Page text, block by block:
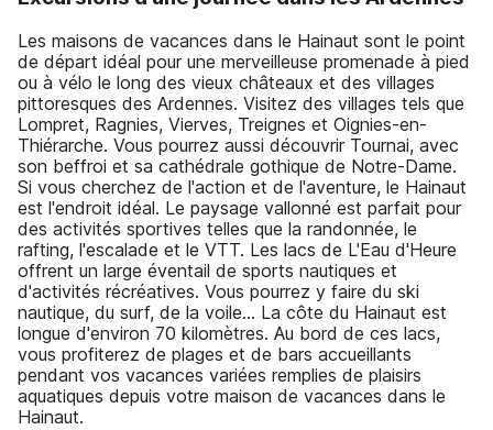
Les maisons de vacances dans le Hainaut sont le point
de départ idéal pour une merveilleuse promenade à pied
ou à vélo le long des vieux châteaux et des villages
pittoresques des Ardennes. Visitez des villages tels que
Lompret, Ragnies, Vierves, Treignes et Oignies-en-
Thiérarche. Vous pourrez aussi découvrir Tournai, avec
son beffroi et sa cathédrale gothique de Notre-Dame.
Si vous cherchez de l'action et de l'aventure, le Hainaut
est l'endroit idéal. Le paysage vallonné est parfait pour
des activités sportives telles que la randonnée, le
rafting, l'escalade et le VTT. Les lacs de L'Eau d'Heure
offrent un large éventail de sports nautiques et
d'activités récréatives. Vous pourrez y faire du ski
nautique, du surf, de la voile... La côte du Hainaut est
longue d'environ 70 kilomètres. Au bord de ces lacs,
vous profiterez de plages et de bars accueillants
pendant vos vacances variées remplies de plaisirs
aquatiques depuis votre maison de vacances dans le
Hainaut.